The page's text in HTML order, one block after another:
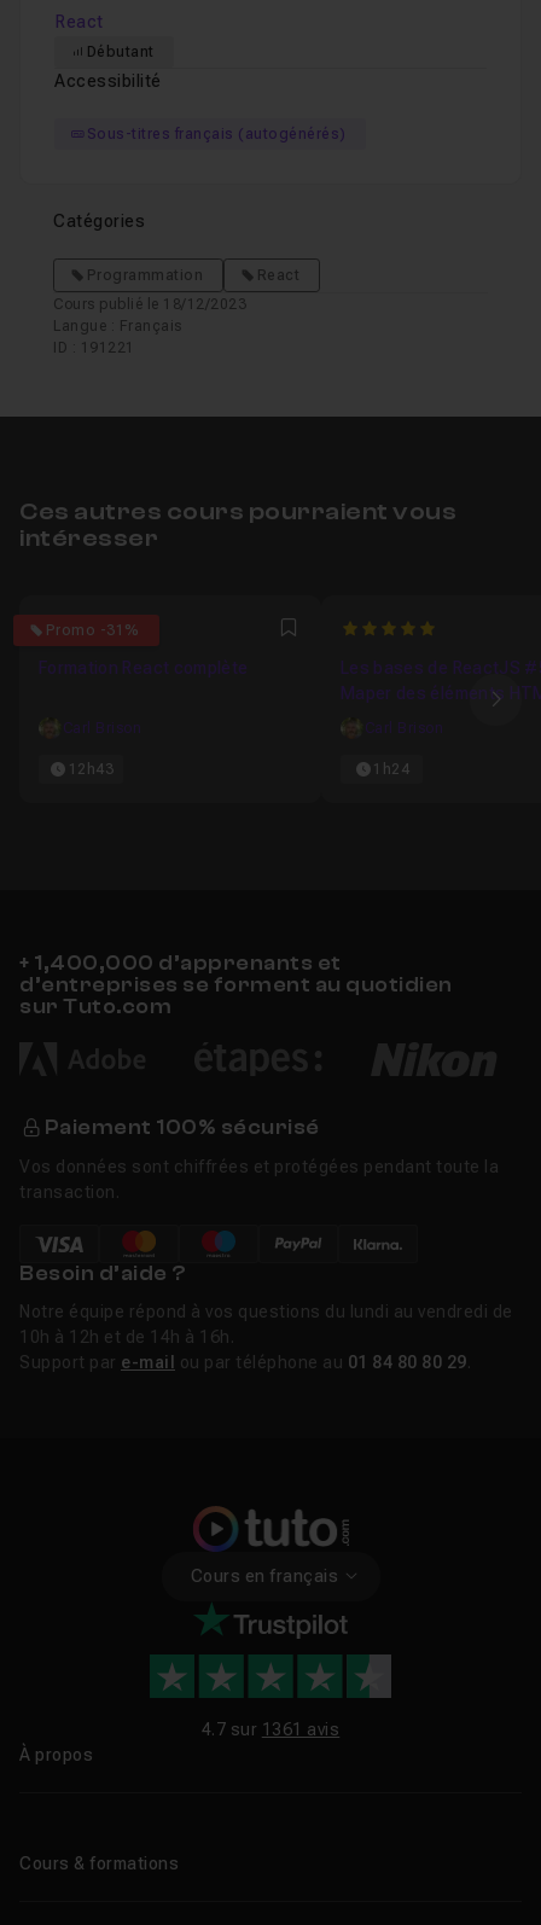
React
Débutant
Accessibilité
Sous-titres français (autogénérés)
Catégories
Programmation
React
Cours publié le 18/12/2023
Langue : Français
ID : 191221
Ces autres cours pourraient vous
intéresser
Promo -31%
4.6666666666667 Favori
Formation React complète
Carl Brison
12h43
5
Les bases de ReactJS
Maper des éléments
Carl Brison
1h24
+ 1,400,000 d’apprenants et
d’entreprises se forment au quotidien
sur Tuto.com
Paiement 100% sécurisé
Vos données sont chiffrées et protégées pendant toute la
transaction.
Besoin d’aide ?
Notre équipe répond à vos questions du lundi au vendredi de
10h à 12h et de 14h à 16h.
Support par e-mail ou par téléphone au 01 84 80 80 29
Cours en français
4.7 sur 1361 avis
À propos
Cours & formations